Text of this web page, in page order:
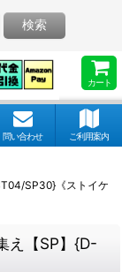
カート
検索
問い合わせ ご利用案内
SP30}《ストイケ
え【SP】{D-